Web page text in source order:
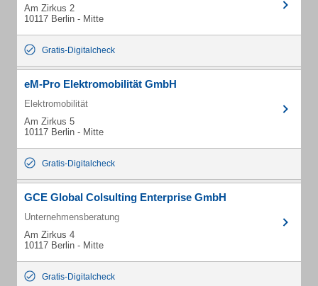
Am Zirkus 2
10117 Berlin - Mitte
Gratis-Digitalcheck
eM-Pro Elektromobilität GmbH
Elektromobilität
Am Zirkus 5
10117 Berlin - Mitte
Gratis-Digitalcheck
GCE Global Colsulting Enterprise GmbH
Unternehmensberatung
Am Zirkus 4
10117 Berlin - Mitte
Gratis-Digitalcheck